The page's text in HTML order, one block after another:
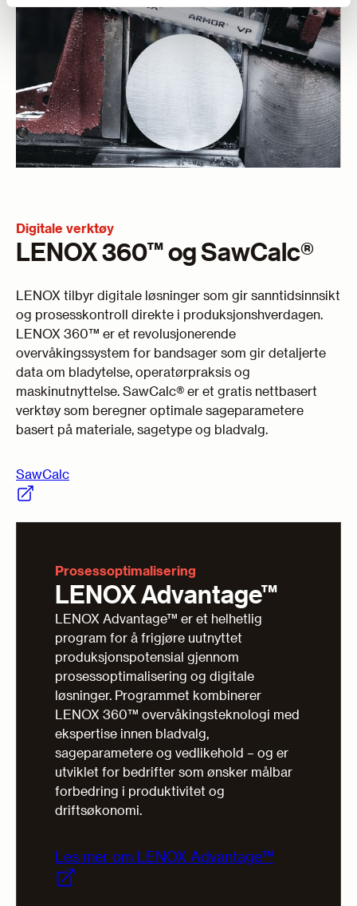
Digitale verktøy
LENOX 360™ og SawCalc®
LENOX tilbyr digitale løsninger som gir sanntidsinnsikt
og prosesskontroll direkte i produksjonshverdagen.
LENOX 360™ er et revolusjonerende
overvåkingssystem for bandsager som gir detaljerte
data om bladytelse, operatørpraksis og
maskinutnyttelse. SawCalc® er et gratis nettbasert
verktøy som beregner optimale sageparametere
basert på materiale, sagetype og bladvalg.
SawCalc
Prosessoptimalisering
LENOX Advantage™
LENOX Advantage™ er et helhetlig
program for å frigjøre uutnyttet
produksjonspotensial gjennom
prosessoptimalisering og digitale
løsninger. Programmet kombinerer
LENOX 360™ overvåkingsteknologi med
ekspertise innen bladvalg,
sageparametere og vedlikehold – og er
utviklet for bedrifter som ønsker målbar
forbedring i produktivitet og
driftsøkonomi.
Les mer om LENOX Advantage™